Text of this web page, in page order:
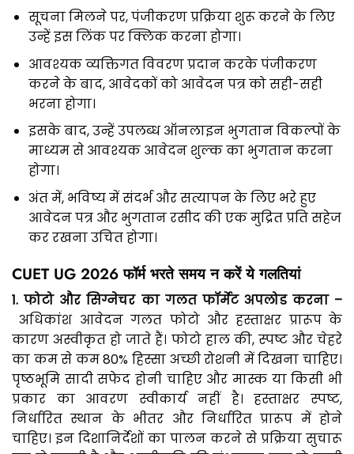
सूचना मिलने पर, पंजीकरण प्रक्रिया शुरू करने के लिए
उन्हें इस लिंक पर क्लिक करना होगा।
आवश्यक व्यक्तिगत विवरण प्रदान करके पंजीकरण
करने के बाद, आवेदकों को आवेदन पत्र को सही-सही
भरना होगा।
इसके बाद, उन्हें उपलब्ध ऑनलाइन भुगतान विकल्पों के
माध्यम से आवश्यक आवेदन शुल्क का भुगतान करना
होगा।
अंत में, भविष्य में संदर्भ और सत्यापन के लिए भरे हुए
आवेदन पत्र और भुगतान रसीद की एक मुद्रित प्रति सहेज
कर रखना उचित होगा।
CUET UG 2026 फॉर्म भरते समय न करें ये गलतियां
1.फोटो औरसिग्नेचर का गलत फॉर्मेट अपलोड करना –
अधिकांश आवेदन गलत फोटो और हस्ताक्षर प्रारूप के
कारण अस्वीकृत हो जाते हैं। फोटो हाल की, स्पष्ट और चेहरे
का कम से कम 80% हिस्सा अच्छी रोशनी में दिखना चाहिए।
पृष्ठभूमि सादी सफेद होनी चाहिए और मास्क या किसी भी
प्रकार का आवरण स्वीकार्य नहीं है। हस्ताक्षर स्पष्ट,
निर्धारित स्थान के भीतर और निर्धारित प्रारूप में होने
चाहिए। इन दिशानिर्देशों का पालन करने से प्रक्रिया सुचारू